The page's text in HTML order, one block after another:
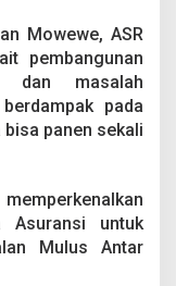
Mowewe, ASR
pembangunan
dan masalah
pada
panen sekali
Asuransi untuk
Mulus Antar